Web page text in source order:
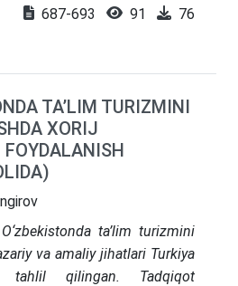
mavjud malaka talablari va
tahlil qilinib, bo‘lajak
pedagogik hamda tarkibiy-
prinsiplari asosida
boshqaruvchanlik
metodologiyasi ochib
qonuniyatlar asosida oliy
ishlab chiqilgan
687-693 91 76
TA’LIM TURIZMINI
XORIJ
ta’lim turizmini
va amaliy jihatlari Turkiya
tahlil qilingan. Tadqiqot